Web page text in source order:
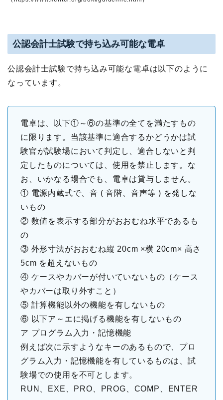
公認会計士試験で持ち込み可能な電卓
公認会計士試験で持ち込み可能な電卓は以下のように
なっています。
電卓は、以下①～⑥の基準の全てを満たすもの
に限ります。当該基準に適合するかどうかは試
験官が試験場において判定し、適合しないと判
定したものについては、使用を禁止します。な
お、いかなる場合でも、電卓は貸与しません。
① 電源内蔵式で、音 ( 音階、音声等 ) を発しな
いもの
② 数値を表示する部分がおおむね水平であるも
の
③ 外形寸法がおおむね縦 20cm ×横 20cm× 高さ
5cm を超えないもの
④ ケースやカバーが付いていないもの（ケース
やカバーは取り外すこと）
⑤ 計算機能以外の機能を有しないもの
⑥ 以下ア～エに掲げる機能を有しないもの
ア プログラム入力・記憶機能
例えば次に示すようなキーのあるもので、プロ
グラム入力・記憶機能を有しているものは、試
験場での使用を不可とします。
RUN、EXE、PRO、PROG、COMP、ENTER